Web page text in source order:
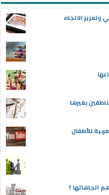
وتعزيز الاتجاه
بغيرها
اتجاهاتها ؟